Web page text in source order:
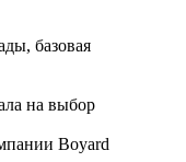
базовая
на выбор
Boyard